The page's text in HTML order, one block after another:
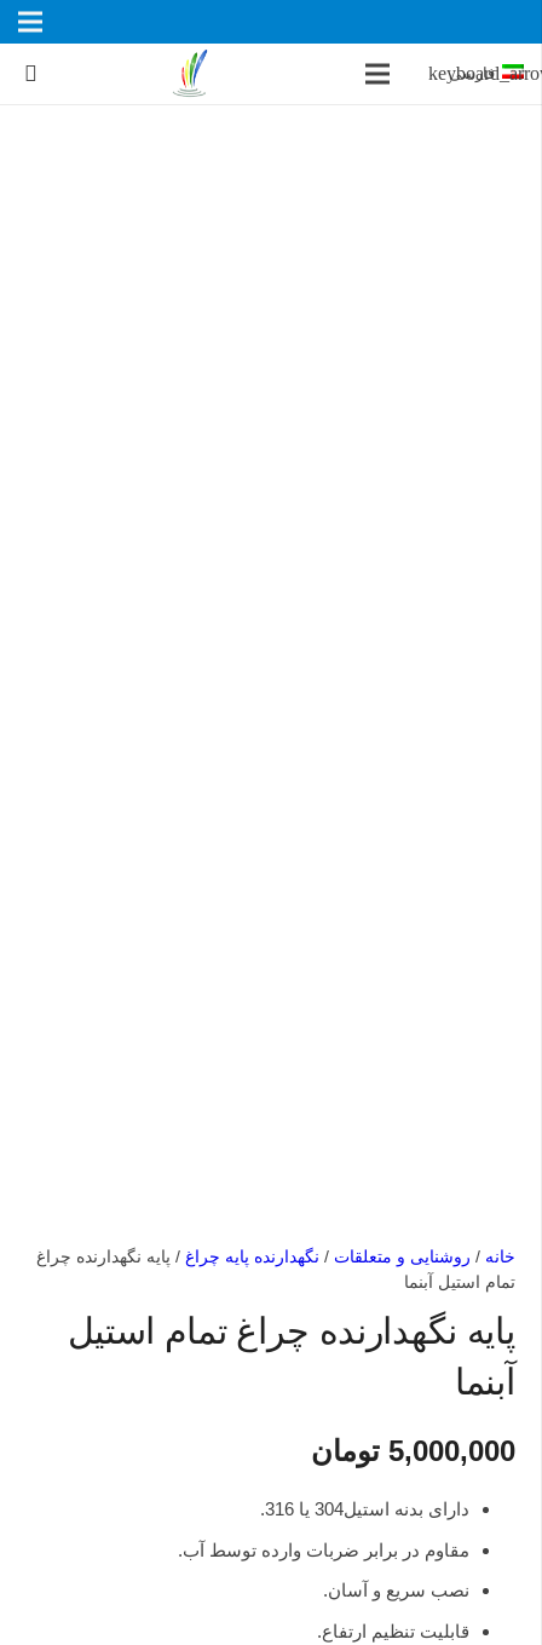
فارسی
خانه / روشنایی و متعلقات / نگهدارنده پایه چراغ / پایه نگهدارنده چراغ
تمام استیل آبنما
پایه نگهدارنده چراغ تمام استیل
آبنما
5,000,000 تومان
دارای بدنه استیل304 یا 316.
مقاوم در برابر ضربات وارده توسط آب.
نصب سریع و آسان.
قابلیت تنظیم ارتفاع.